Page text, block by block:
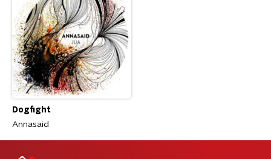
Dogfight
Annasaid